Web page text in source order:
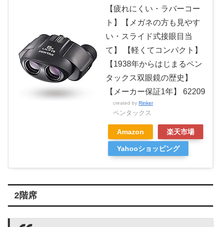
【疲れにくい・ラバーコー
ト】【メガネの方も見やす
い・スライド式接眼目当
て】 【軽くてコンパクト】
【1938年からはじまるペン
タックス双眼鏡の歴史】
【メーカー保証1年】 62209
created by Rinker
ペンタックス
Amazon 楽天市場
Yahooショッピング
2階席